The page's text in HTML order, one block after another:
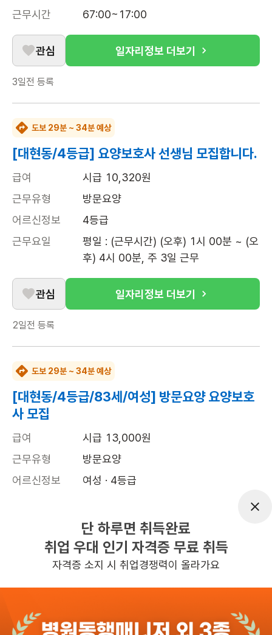
근무시간
67:00~17:00
관심 일자리정보 더보기
3일전 등록
도보 29분 ~ 34분 예상
[대현동/4등급] 요양보호사 선생님 모집합니다.
급여
시급 10,320원
근무유형
방문요양
어르신정보
4등급
근무요일
평일 : (근무시간) (오후) 1시 00분 ~ (오
후) 4시 00분, 주 3일 근무
관심 일자리정보 더보기
2일전 등록
도보 29분 ~ 34분 예상
[대현동/4등급/83세/여성] 방문요양 요양보호
사 모집
급여
시급 13,000원
근무유형
방문요양
어르신정보
여성 · 4등급
13:00~16:00
높은급여 초보가능
관심 일자리정보 더보기
1일전등록
단 하루면 취득완료
취업 우대 인기 자격증 무료 취득
자격증 소지 시 취업경쟁력이 올라가요